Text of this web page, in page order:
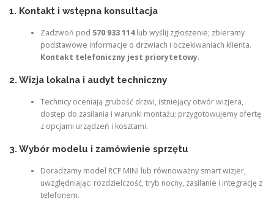
1. Kontakt i wstępna konsultacja
Zadzwoń pod 570 933 114lub wyślij zgłoszenie; zbieramy
podstawowe informacje o drzwiach i oczekiwaniach klienta.
Kontakt telefoniczny jest priorytetowy.
2. Wizja lokalna i audyt techniczny
Technicy oceniają grubość drzwi, istniejący otwór wizjera,
dostęp do zasilania i warunki montażu; przygotowujemy ofertę
z opcjami urządzeń i kosztami.
3. Wybór modelu i zamówienie sprzętu
Doradzamy model RCF MINI lub równoważny smart wizjer,
uwzględniając: rozdzielczość, tryb nocny, zasilanie i integrację z
telefonem.